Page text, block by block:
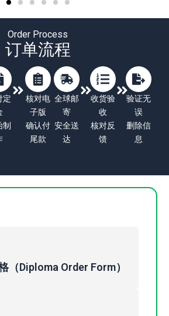
Order Process
订单流程
定
制
核对电
子版
确认付
尾款
全球邮
寄
安全送
达
收货验
收
核对反
馈
验证无
误
删除信
息
（Diploma Order Form）